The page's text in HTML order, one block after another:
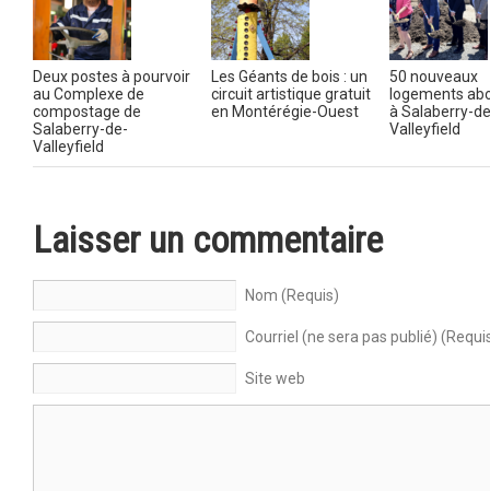
Deux postes à pourvoir
au Complexe de
compostage de
Salaberry-de-
Valleyfield
Les Géants de bois : un
circuit artistique gratuit
en Montérégie-Ouest
50 nouveaux
logements
à Salaberry-
Valleyfield
Laisser un commentaire
Nom (Requis)
Courriel (ne sera pas publié)
Site web